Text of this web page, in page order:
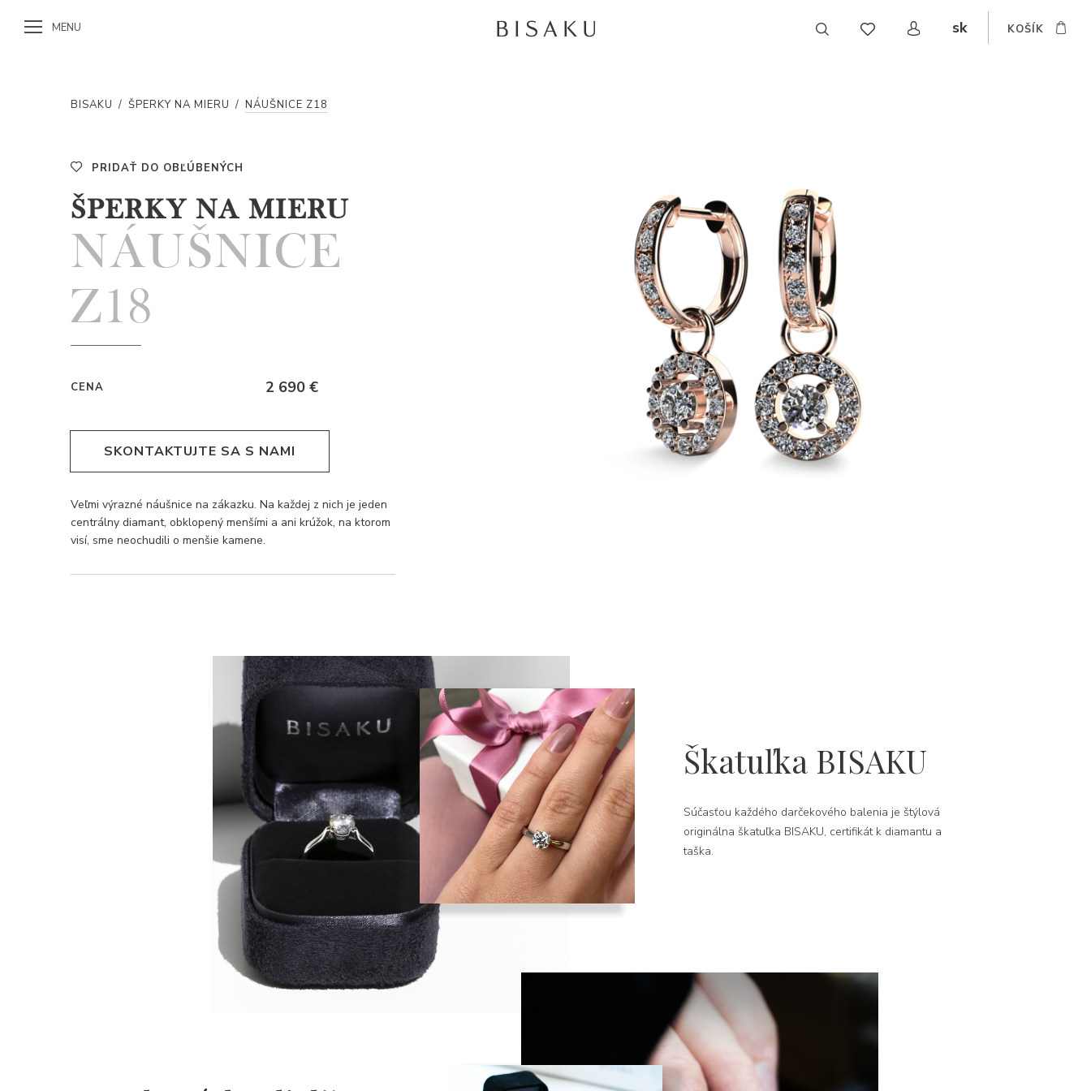
MENU sk KOŠÍK
BISAKU / ŠPERKY NA MIERU / NÁUŠNICE Z18
PRIDAŤ DO OBĽÚBENÝCH
ŠPERKY NA MIERU
NÁUŠNICE
Z18
CENA 2 690 €
SKONTAKTUJTE SA S NAMI
Veľmi výrazné náušnice na zákazku. Na každej z nich je jeden
centrálny diamant, obklopený menšími a ani krúžok, na ktorom
visí, sme neochudili o menšie kamene.
Škatuľka BISAKU
Súčasťou každého darčekového balenia je štýlová
originálna škatuľka BISAKU, certifikát k diamantu a
taška.